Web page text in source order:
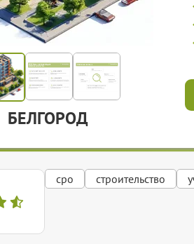
БЕЛГОРОД
сро строительство